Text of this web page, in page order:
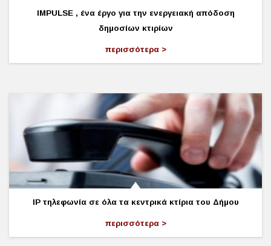
IMPULSE , ένα έργο για την ενεργειακή απόδοση
δημοσίων κτιρίων
περισσότερα
ΙΡ τηλεφωνία σε όλα τα κεντρικά κτίρια του Δήμου
περισσότερα